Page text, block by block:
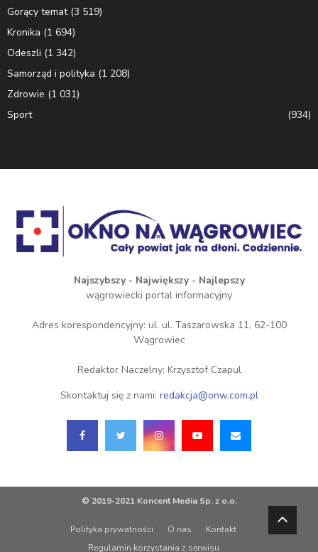
Gorący temat(3 519)
Kronika (1 694)
Odeszli (1 342)
Samorząd i polityka (1 208)
Zdrowie (1 031)
Sport
(934)
Najszybszy - Największy - Najlepszy
wągrowiecki portal informacyjny
Adres korespondencyjny: ul. ul. Taszarowska 11, 62-100
Wągrowiec
Redaktor Naczelny: Krzysztof Czapul
Skontaktuj się z nami: redakcja@onw.com.pl
© 2019-2021 Koncent Media Sp. z o.o.
Polityka prywatności O nas
Kontakt
Regulamin korzystania z serwisu